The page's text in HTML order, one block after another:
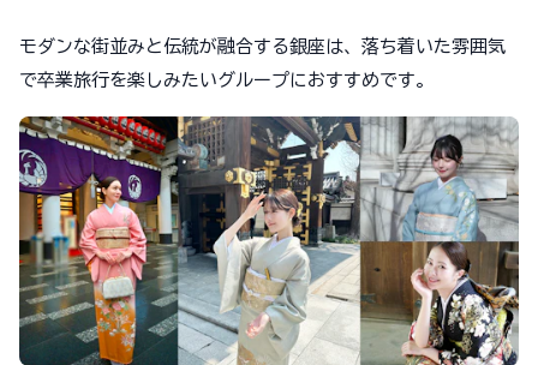
モダンな街並みと伝統が融合する銀座は、落ち着いた雰囲気
で卒業旅行を楽しみたいグループにおすすめです。